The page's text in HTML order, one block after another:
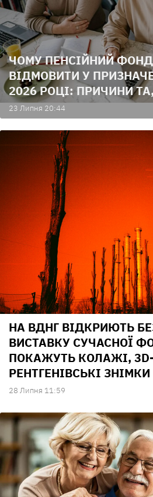
ЧОМУ ПЕНСІЙНИЙ
ВІДМОВИТИ У
2026 РОЦІ: ПРИЧИНИ
23 Липня 20:44
НА ВДНГ ВІДКРИЮТЬ
ВИСТАВКУ СУЧАСНОЇ
ПОКАЖУТЬ КОЛАЖІ,
РЕНТГЕНІВСЬКІ ЗНІМКИ
28 Липня 11:59